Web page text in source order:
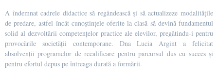
A îndemnat cadrele didactice să regândească și să actualizeze modalitățile
de predare, astfel încât cunoștințele oferite la clasă să devină fundamentul
solid al dezvoltării competențelor practice ale elevilor, pregătindu-i pentru
provocările societății contemporane. Dna Lucia Argint a felicitat
absolvenții programelor de recalificare pentru parcursul dus cu succes și
pentru efortul depus pe întreaga durată a formării.